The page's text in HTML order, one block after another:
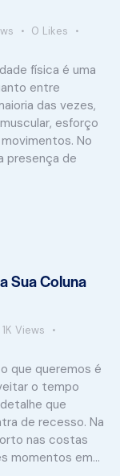
0 Likes
física é uma
entre
das vezes,
esforço
No
presença de
Sua Coluna
1K Views
que queremos é
o tempo
que
de recesso. Na
nas costas
momentos em…